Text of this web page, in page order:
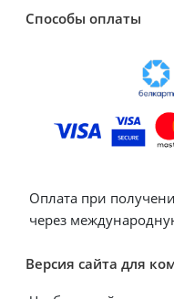
Способы оплаты
Оплата при
через
Версия сайта для